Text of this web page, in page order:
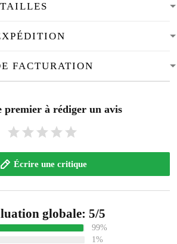
FACTURATION
premier à rédiger un avis
Écrire une critique
globale: 5/5
99%
1%